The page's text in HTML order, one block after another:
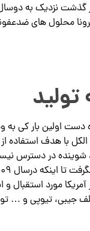
گذشت نزدیک به
محلول های
دست اولین بار کی
با هدف استفاده
شوینده در دسترس
مورد استقبال و
جیبی، تیوپی و …